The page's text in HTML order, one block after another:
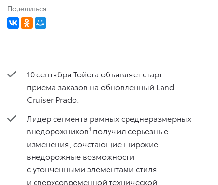
Поделиться
10 сентября Тойота объявляет старт
приема заказов на обновленный Land
Cruiser Prado.
Лидер сегмента рамных среднеразмерных
внедорожников1 получил серьезные
изменения, сочетающие широкие
внедорожные возможности
с утонченными элементами стиля
и сверхсовременной технической